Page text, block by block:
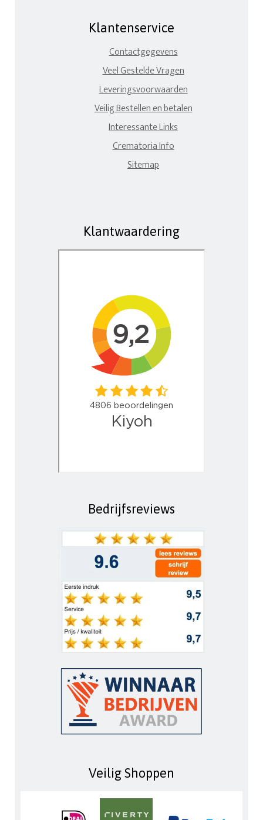
Klantenservice
Contactgegevens
Veel Gestelde Vragen
Leveringsvoorwaarden
Veilig Bestellen en betalen
Interessante Links
Crematoria Info
Sitemap
Klantwaardering
Bedrijfsreviews
Veilig Shoppen